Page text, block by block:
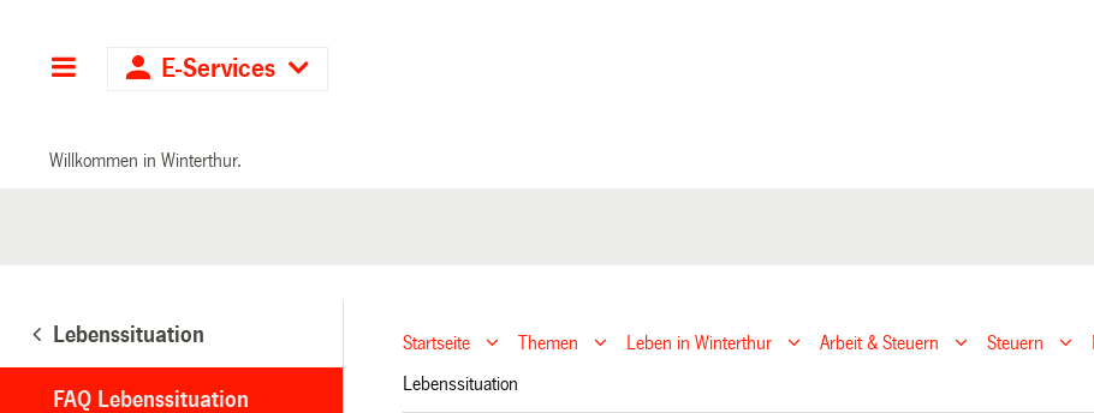
Hauptnavigation
E-Services
Willkommen in Winterthur.
Lebenssituation
FAQ Lebenssituation
Startseite Themen Leben in Winterthur Arbeit & Steuern Steuern
Lebenssituation